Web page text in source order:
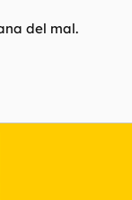
del mal.